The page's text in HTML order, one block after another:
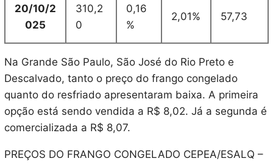
20/10/2
025
310,2
0
0,16
%
2,01% 57,73
Na Grande São Paulo, São José do Rio Preto e
Descalvado, tanto o preço do frango congelado
quanto do resfriado apresentaram baixa. A primeira
opção está sendo vendida a R$ 8,02. Já a segunda é
comercializada a R$ 8,07.
PREÇOS DO FRANGO CONGELADO CEPEA/ESALQ –